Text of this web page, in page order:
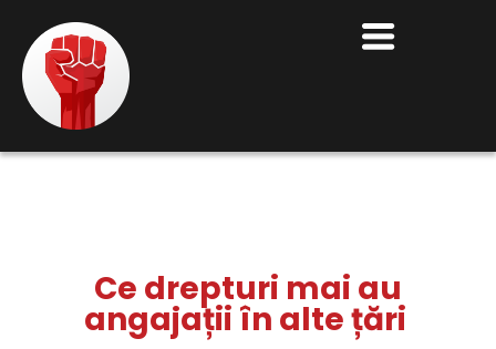
Ce drepturi mai au
angajații în alte țări